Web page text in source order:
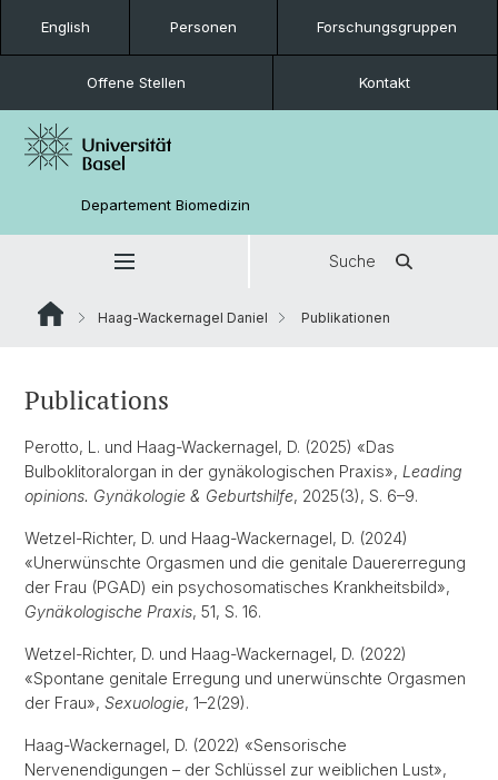
English Personen Forschungsgruppen
Offene Stellen Kontakt
Departement Biomedizin
Suche
Haag-Wackernagel Daniel Publikationen
Publications
Perotto, L. und Haag-Wackernagel, D. (2025) «Das
Bulboklitoralorgan in der gynäkologischen Praxis», Leading
opinions. Gynäkologie & Geburtshilfe, 2025(3), S. 6–9.
Wetzel-Richter, D. und Haag-Wackernagel, D. (2024)
«Unerwünschte Orgasmen und die genitale Dauererregung
der Frau (PGAD) ein psychosomatisches Krankheitsbild»,
Gynäkologische Praxis, 51, S. 16.
Wetzel-Richter, D. und Haag-Wackernagel, D. (2022)
«Spontane genitale Erregung und unerwünschte Orgasmen
der Frau», Sexuologie, 1–2(29).
Haag-Wackernagel, D. (2022) «Sensorische
Nervenendigungen – der Schlüssel zur weiblichen Lust»,